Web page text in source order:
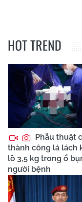
HOT TREND
Phẫu thuật
thành công lá lách
lồ 3,5 kg trong ổ
người bệnh